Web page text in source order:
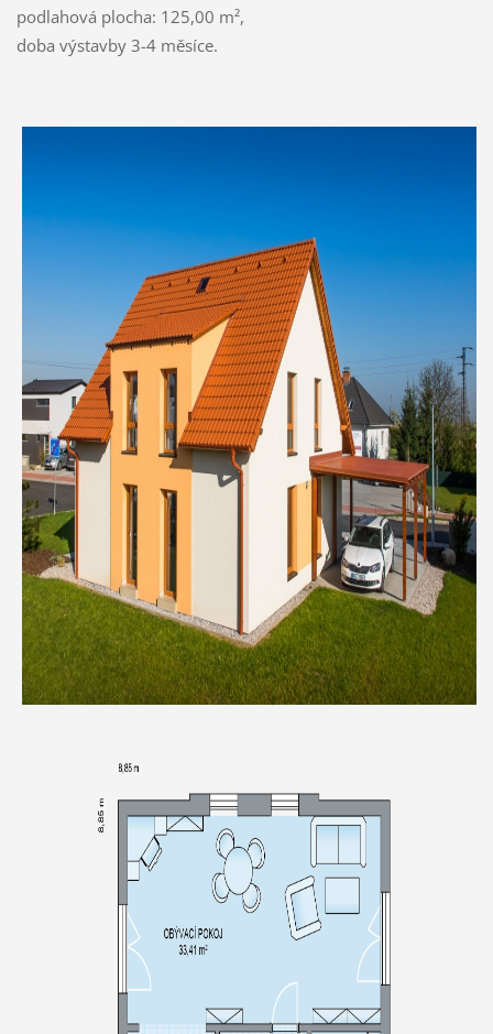
podlahová plocha: 125,00 m²,
doba výstavby 3-4 měsíce.